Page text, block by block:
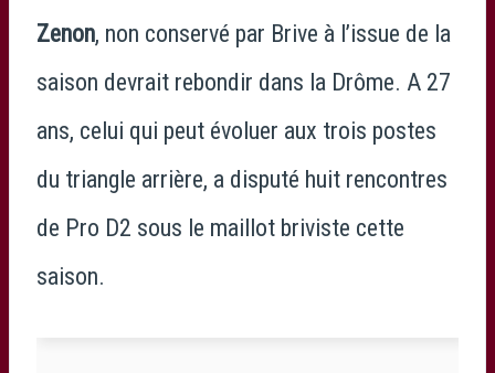
Zenon, non conservé par Brive à l’issue de la
saison devrait rebondir dans la Drôme. A 27
ans, celui qui peut évoluer aux trois postes
du triangle arrière, a disputé huit rencontres
de Pro D2 sous le maillot briviste cette
saison.